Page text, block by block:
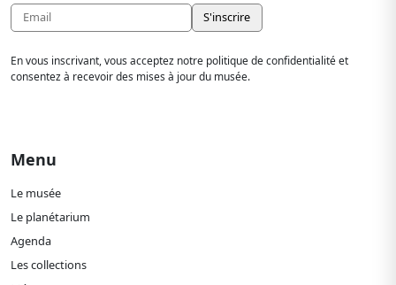
En vous inscrivant, vous acceptez notre politique de confidentialité et
consentez à recevoir des mises à jour du musée.
Menu
Le musée
Le planétarium
Agenda
Les collections